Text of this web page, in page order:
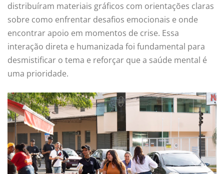
distribuíram materiais gráficos com orientações claras
sobre como enfrentar desafios emocionais e onde
encontrar apoio em momentos de crise. Essa
interação direta e humanizada foi fundamental para
desmistificar o tema e reforçar que a saúde mental é
uma prioridade.